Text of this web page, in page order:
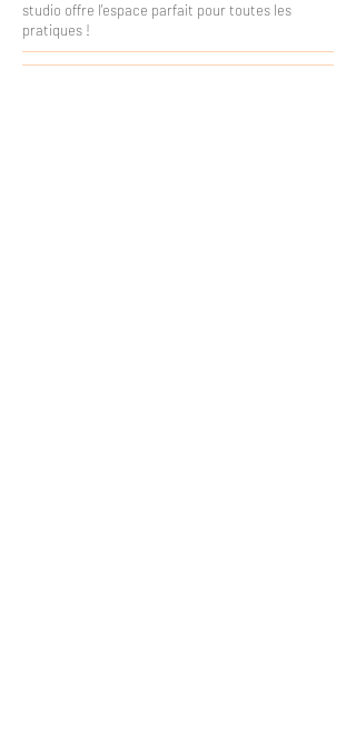
studio offre l'espace parfait pour toutes les
pratiques !